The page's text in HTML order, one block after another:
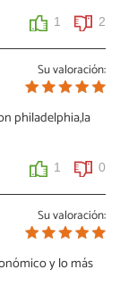
1 2
Su valoración:
philadelphia,la
1 0
Su valoración:
y lo más